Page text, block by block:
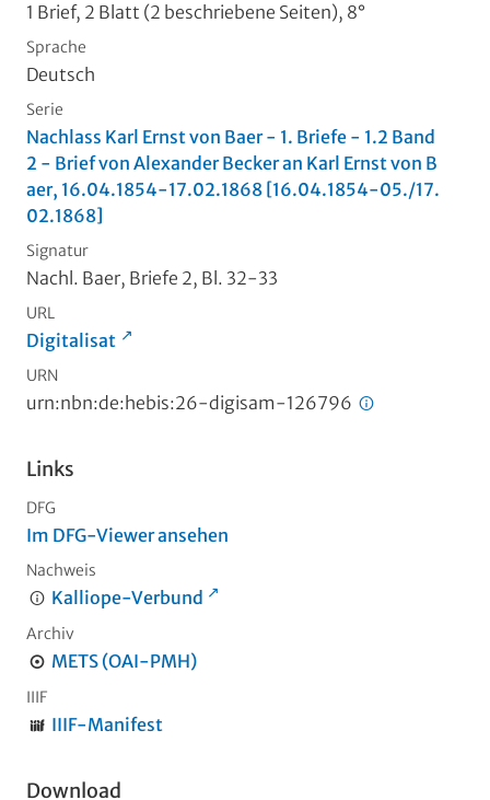
1 Brief, 2 Blatt (2 beschriebene Seiten), 8°
Sprache
Deutsch
Serie
Nachlass Karl Ernst von Baer - 1. Briefe - 1.2 Band
2 - Brief von Alexander Becker an Karl Ernst von B
aer, 16.04.1854-17.02.1868 [16.04.1854-05./17.
02.1868]
Signatur
Nachl. Baer, Briefe 2, Bl. 32-33
URL
Digitalisat
URN
urn:nbn:de:hebis:26-digisam-126796
Links
DFG
Im DFG-Viewer ansehen
Nachweis
Kalliope-Verbund
Archiv
METS (OAI-PMH)
IIIF
IIIF-Manifest
Download